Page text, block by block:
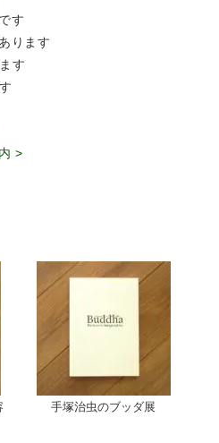
す
ります
す
>
手塚治虫のブッダ展